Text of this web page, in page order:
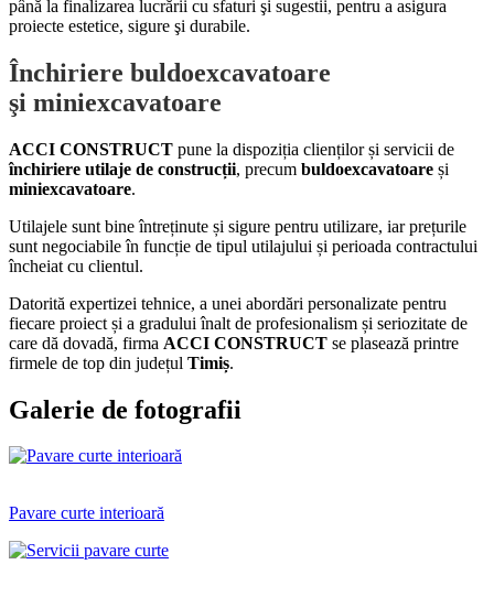
până la finalizarea lucrării cu sfaturi şi sugestii, pentru a asigura
proiecte estetice, sigure şi durabile.
Închiriere buldoexcavatoare
şi miniexcavatoare
ACCI CONSTRUCT pune la dispoziția clienților și servicii de
închiriere utilaje de construcții, precum buldoexcavatoare și
miniexcavatoare.
Utilajele sunt bine întreținute și sigure pentru utilizare, iar prețurile
sunt negociabile în funcție de tipul utilajului și perioada contractului
încheiat cu clientul.
Datorită expertizei tehnice, a unei abordări personalizate pentru
fiecare proiect și a gradului înalt de profesionalism și seriozitate de
care dă dovadă, firma ACCI CONSTRUCT se plasează printre
firmele de top din județul Timiș.
Galerie de fotografii
Pavare curte interioară